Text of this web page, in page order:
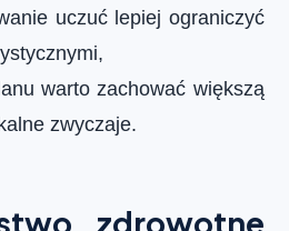
uczuć lepiej ograniczyć
warto zachować większą
zwyczaje.
zdrowotne